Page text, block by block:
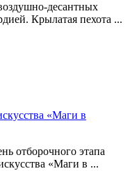
десантных
Крылатая пехота ...
«Маги в
отборочного этапа
«Маги в ...